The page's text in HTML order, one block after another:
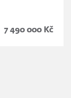
7 490 000 Kč